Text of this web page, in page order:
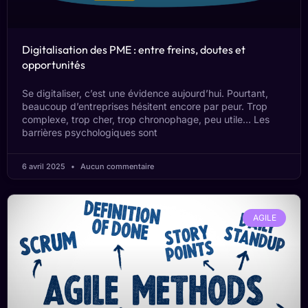
Digitalisation des PME : entre freins, doutes et
opportunités
Se digitaliser, c’est une évidence aujourd’hui. Pourtant,
beaucoup d’entreprises hésitent encore par peur. Trop
complexe, trop cher, trop chronophage, peu utile… Les
barrières psychologiques sont
6 avril 2025 Aucun commentaire
AGILE